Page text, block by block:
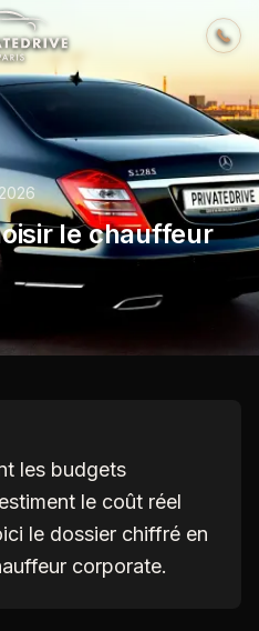
le chauffeur
les budgets
le coût réel
le dossier chiffré en
corporate.